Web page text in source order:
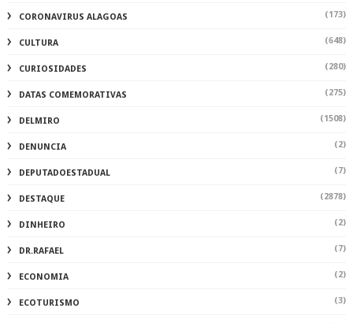
CORONAVIRUS ALAGOAS (173)
CULTURA (648)
CURIOSIDADES (280)
DATAS COMEMORATIVAS (275)
DELMIRO (1508)
DENUNCIA (2)
DEPUTADOESTADUAL (7)
DESTAQUE (2878)
DINHEIRO (2)
DR.RAFAEL (7)
ECONOMIA (2)
ECOTURISMO (3)